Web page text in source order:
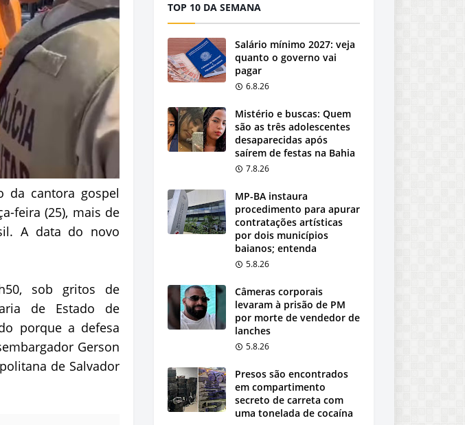
da cantora gospel
feira (25), mais de
A data do novo
sob gritos de
de Estado de
porque a defesa
Gerson
de Salvador
TOP 10 DA SEMANA
Salário mínimo 2027: veja
quanto o governo vai
pagar
6.8.26
Mistério e buscas: Quem
são as três adolescentes
desaparecidas após
saírem de festas na Bahia
7.8.26
MP-BA instaura
procedimento para apurar
contratações artísticas
por dois municípios
baianos; entenda
5.8.26
Câmeras corporais
levaram à prisão de PM
por morte de vendedor de
lanches
5.8.26
Presos são encontrados
em compartimento
secreto de carreta com
uma tonelada de cocaína